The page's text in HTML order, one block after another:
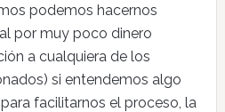
podemos hacernos
por muy poco dinero
a cualquiera de los
si entendemos algo
facilitarnos el proceso, la